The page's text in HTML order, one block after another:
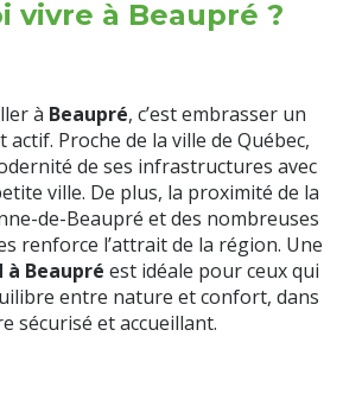
vivre à Beaupré ?
à Beaupré, c’est embrasser un
actif. Proche de la ville de Québec,
de ses infrastructures avec
ville. De plus, la proximité de la
de-Beaupré et des nombreuses
renforce l’attrait de la région. Une
Beaupré est idéale pour ceux qui
entre nature et confort, dans
sécurisé et accueillant.